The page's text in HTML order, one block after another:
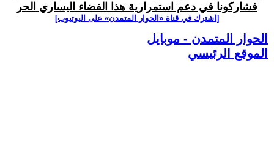
فشاركونا في دعم استمرارية هذا الفضاء اليساري الحر
[اشترك في قناة ‫«الحوار المتمدن» على اليوتيوب]
الحوار المتمدن - موبايل
الموقع الرئيسي